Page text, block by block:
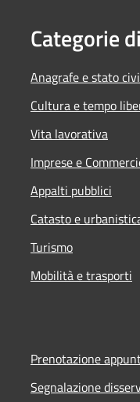
Categorie
Anagrafe e stato
Cultura e tempo
Vita lavorativa
Imprese e
Appalti pubblici
Catasto e
Turismo
Mobilità e trasporti
Prenotazione
Segnalazione